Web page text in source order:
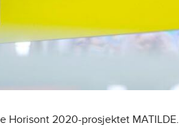
Horisont 2020-prosjektet MATILDE.